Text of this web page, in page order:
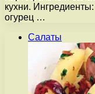
кухни.
огурец …
Салаты